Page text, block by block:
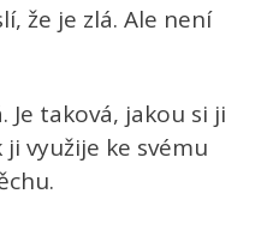
že je zlá. Ale není
Je taková, jakou si ji
využije ke svému